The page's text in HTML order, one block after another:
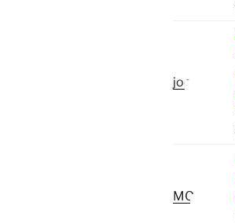
joe
MO